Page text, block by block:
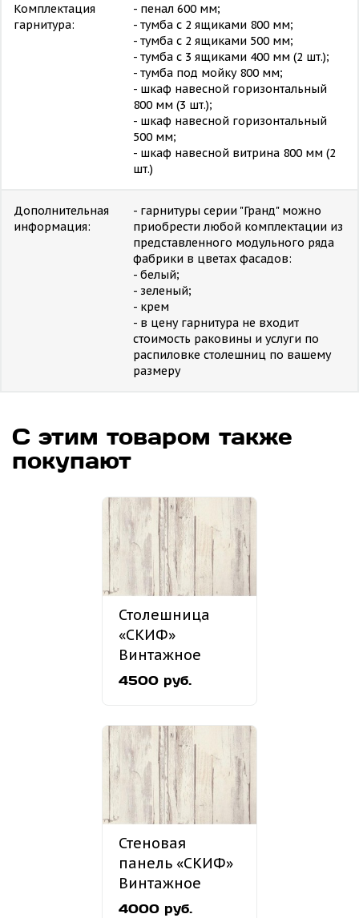
Комплектация
гарнитура:
- пенал 600 мм;
- тумба с 2 ящиками 800 мм;
- тумба с 2 ящиками 500 мм;
- тумба с 3 ящиками 400 мм (2 шт.);
- тумба под мойку 800 мм;
- шкаф навесной горизонтальный
800 мм (3 шт.);
- шкаф навесной горизонтальный
500 мм;
- шкаф навесной витрина 800 мм (2
шт.)
Дополнительная
информация:
- гарнитуры серии "Гранд" можно
приобрести любой комплектации из
представленного модульного ряда
фабрики в цветах фасадов:
- белый;
- зеленый;
- крем
- в цену гарнитура не входит
стоимость раковины и услуги по
распиловке столешниц по вашему
размеру
С этим товаром также
покупают
Столешница
«СКИФ»
Винтажное
дерево №58
4500 руб.
Стеновая
панель «СКИФ»
Винтажное
дерево №58
4000 руб.